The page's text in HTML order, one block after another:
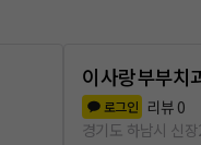
이사랑부부치
로그인 리뷰 0
경기도 하남시 신